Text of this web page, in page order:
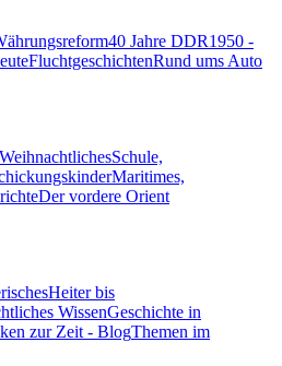
40 Jahre DDR1950 -
FluchtgeschichtenRund ums Auto
WeihnachtlichesSchule,
Maritimes,
Der vordere Orient
Heiter bis
WissenGeschichte in
zur Zeit - BlogThemen im